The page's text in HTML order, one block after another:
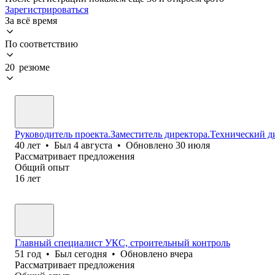
Зарегистрироваться
За всё время
По соответствию
20 резюме
Руководитель проекта.Заместитель директора.Технический
40 лет • Был 4 августа • Обновлено 30 июля
Рассматривает предложения
Общий опыт
16 лет
Главный специалист УКС, строительный контроль
51 год • Был сегодня • Обновлено вчера
Рассматривает предложения